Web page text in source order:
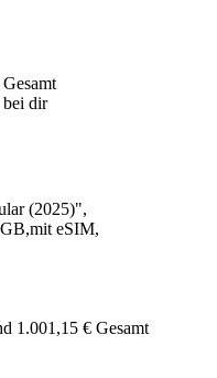
bei dir
(2025)",
eSIM,
1.001,15 € Gesamt